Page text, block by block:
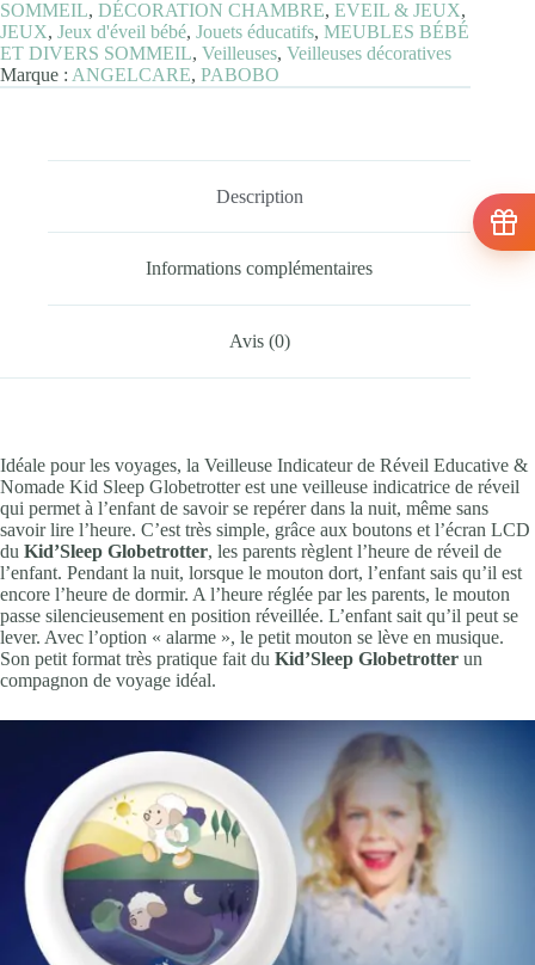
Globetrotter
SOMMEIL, DÉCORATION CHAMBRE, EVEIL & JEUX,
JEUX, Jeux d'éveil bébé, Jouets éducatifs, MEUBLES BÉBÉ
ET DIVERS SOMMEIL, Veilleuses, Veilleuses décoratives
Marque : ANGELCARE, PABOBO
Description
Informations complémentaires
Avis (0)
Idéale pour les voyages, la Veilleuse Indicateur de Réveil Educative &
Nomade Kid Sleep Globetrotter est une veilleuse indicatrice de réveil
qui permet à l’enfant de savoir se repérer dans la nuit, même sans
savoir lire l’heure. C’est très simple, grâce aux boutons et l’écran LCD
du Kid’Sleep Globetrotter, les parents règlent l’heure de réveil de
l’enfant. Pendant la nuit, lorsque le mouton dort, l’enfant sais qu’il est
encore l’heure de dormir. A l’heure réglée par les parents, le mouton
passe silencieusement en position réveillée. L’enfant sait qu’il peut se
lever. Avec l’option « alarme », le petit mouton se lève en musique.
Son petit format très pratique fait du Kid’Sleep Globetrotter un
compagnon de voyage idéal.